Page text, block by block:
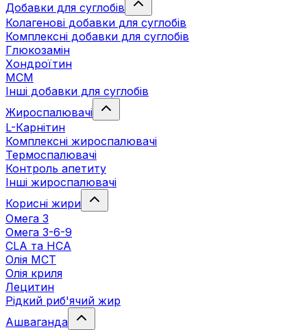
Добавки для суглобів
Колагенові добавки для суглобів
Комплексні добавки для суглобів
Глюкозамін
Хондроїтин
МСМ
Інші добавки для суглобів
Жироспалювачі
L-Карнітин
Комплексні жироспалювачі
Термоспалювачі
Контроль апетиту
Інші жироспалювачі
Корисні жири
Омега 3
Омега 3-6-9
CLA та HCA
Олія МСТ
Олія криля
Лецитин
Рідкий риб'ячий жир
Ашваганда